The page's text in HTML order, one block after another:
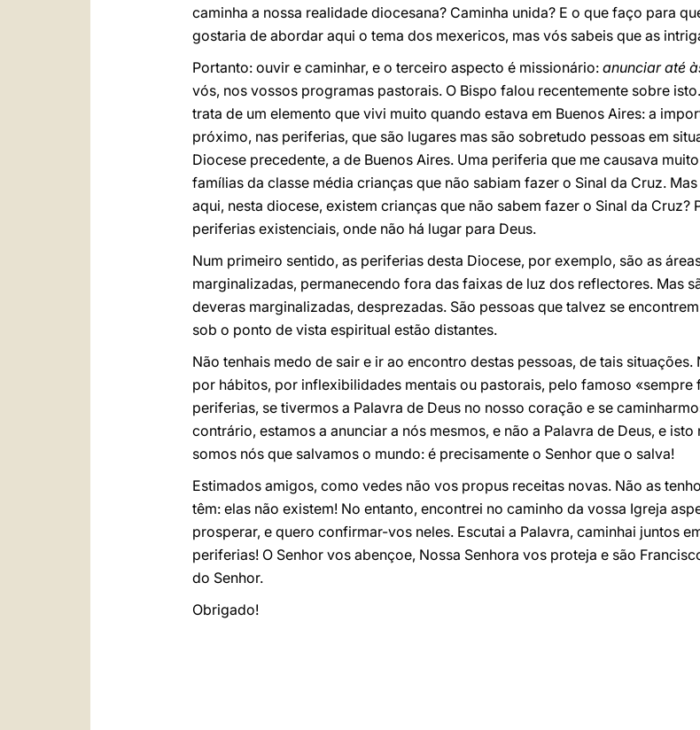
caminha a nossa realidade diocesana? Caminha unida? E o que faço para
gostaria de abordar aqui o tema dos mexericos, mas vós sabeis que as
Portanto: ouvir e caminhar, e o terceiro aspecto é missionário: anunciar até
vós, nos vossos programas pastorais. O Bispo falou recentemente sobre
trata de um elemento que vivi muito quando estava em Buenos Aires: a
próximo, nas periferias, que são lugares mas são sobretudo pessoas em
Diocese precedente, a de Buenos Aires. Uma periferia que me causava
famílias da classe média crianças que não sabiam fazer o Sinal da Cruz.
aqui, nesta diocese, existem crianças que não sabem fazer o Sinal da Cruz?
periferias existenciais, onde não há lugar para Deus.
Num primeiro sentido, as periferias desta Diocese, por exemplo, são as
marginalizadas, permanecendo fora das faixas de luz dos reflectores. Mas
deveras marginalizadas, desprezadas. São pessoas que talvez se
sob o ponto de vista espiritual estão distantes.
Não tenhais medo de sair e ir ao encontro destas pessoas, de tais
por hábitos, por inflexibilidades mentais ou pastorais, pelo famoso «sempre
periferias, se tivermos a Palavra de Deus no nosso coração e se
contrário, estamos a anunciar a nós mesmos, e não a Palavra de Deus, e
somos nós que salvamos o mundo: é precisamente o Senhor que o salva!
Estimados amigos, como vedes não vos propus receitas novas. Não as
têm: elas não existem! No entanto, encontrei no caminho da vossa Igreja
prosperar, e quero confirmar-vos neles. Escutai a Palavra, caminhai juntos
periferias! O Senhor vos abençoe, Nossa Senhora vos proteja e são
do Senhor.
Obrigado!